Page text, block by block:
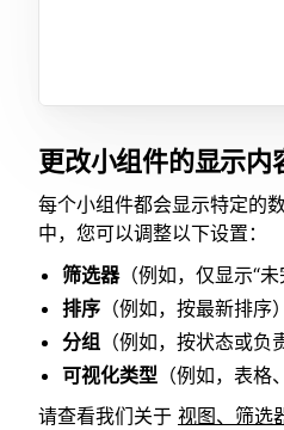
更改小组件的显示内
每个小组件都会显示特定的
中，您可以调整以下设置：
筛选器（例如，仅显示“未
排序 （例如，按最新排序）
分组 （例如，按状态或负
可视化类型 （例如，表格
请查看我们关于 视图、筛选